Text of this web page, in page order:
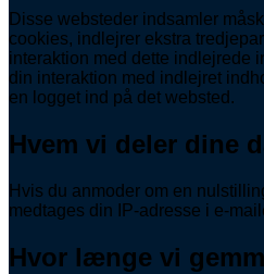
Disse websteder indsamler
cookies, indlejrer ekstra
interaktion med dette indlejrede
din interaktion med indlejret
en logget ind på det websted.
Hvem vi deler dine
Hvis du anmoder om en
medtages din IP-adresse i e-
Hvor længe vi